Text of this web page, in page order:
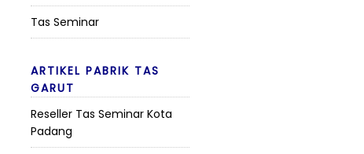
Tas Seminar
ARTIKEL PABRIK TAS
GARUT
Reseller Tas Seminar Kota
Padang